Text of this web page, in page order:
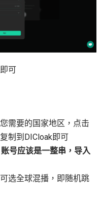
可
需要的国家地区，点击
制到DICloak即可
号应该是一整串，导入
选全球混播，即随机跳